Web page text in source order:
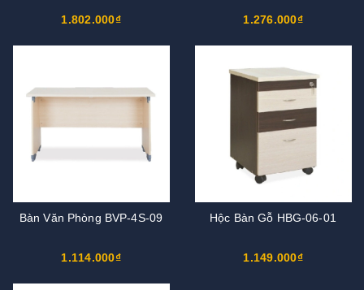
1.802.000₫ 1.276.000₫
Bàn Văn Phòng BVP-4S-09
1.114.000₫
Hộc Bàn Gỗ HBG-06-01
1.149.000₫